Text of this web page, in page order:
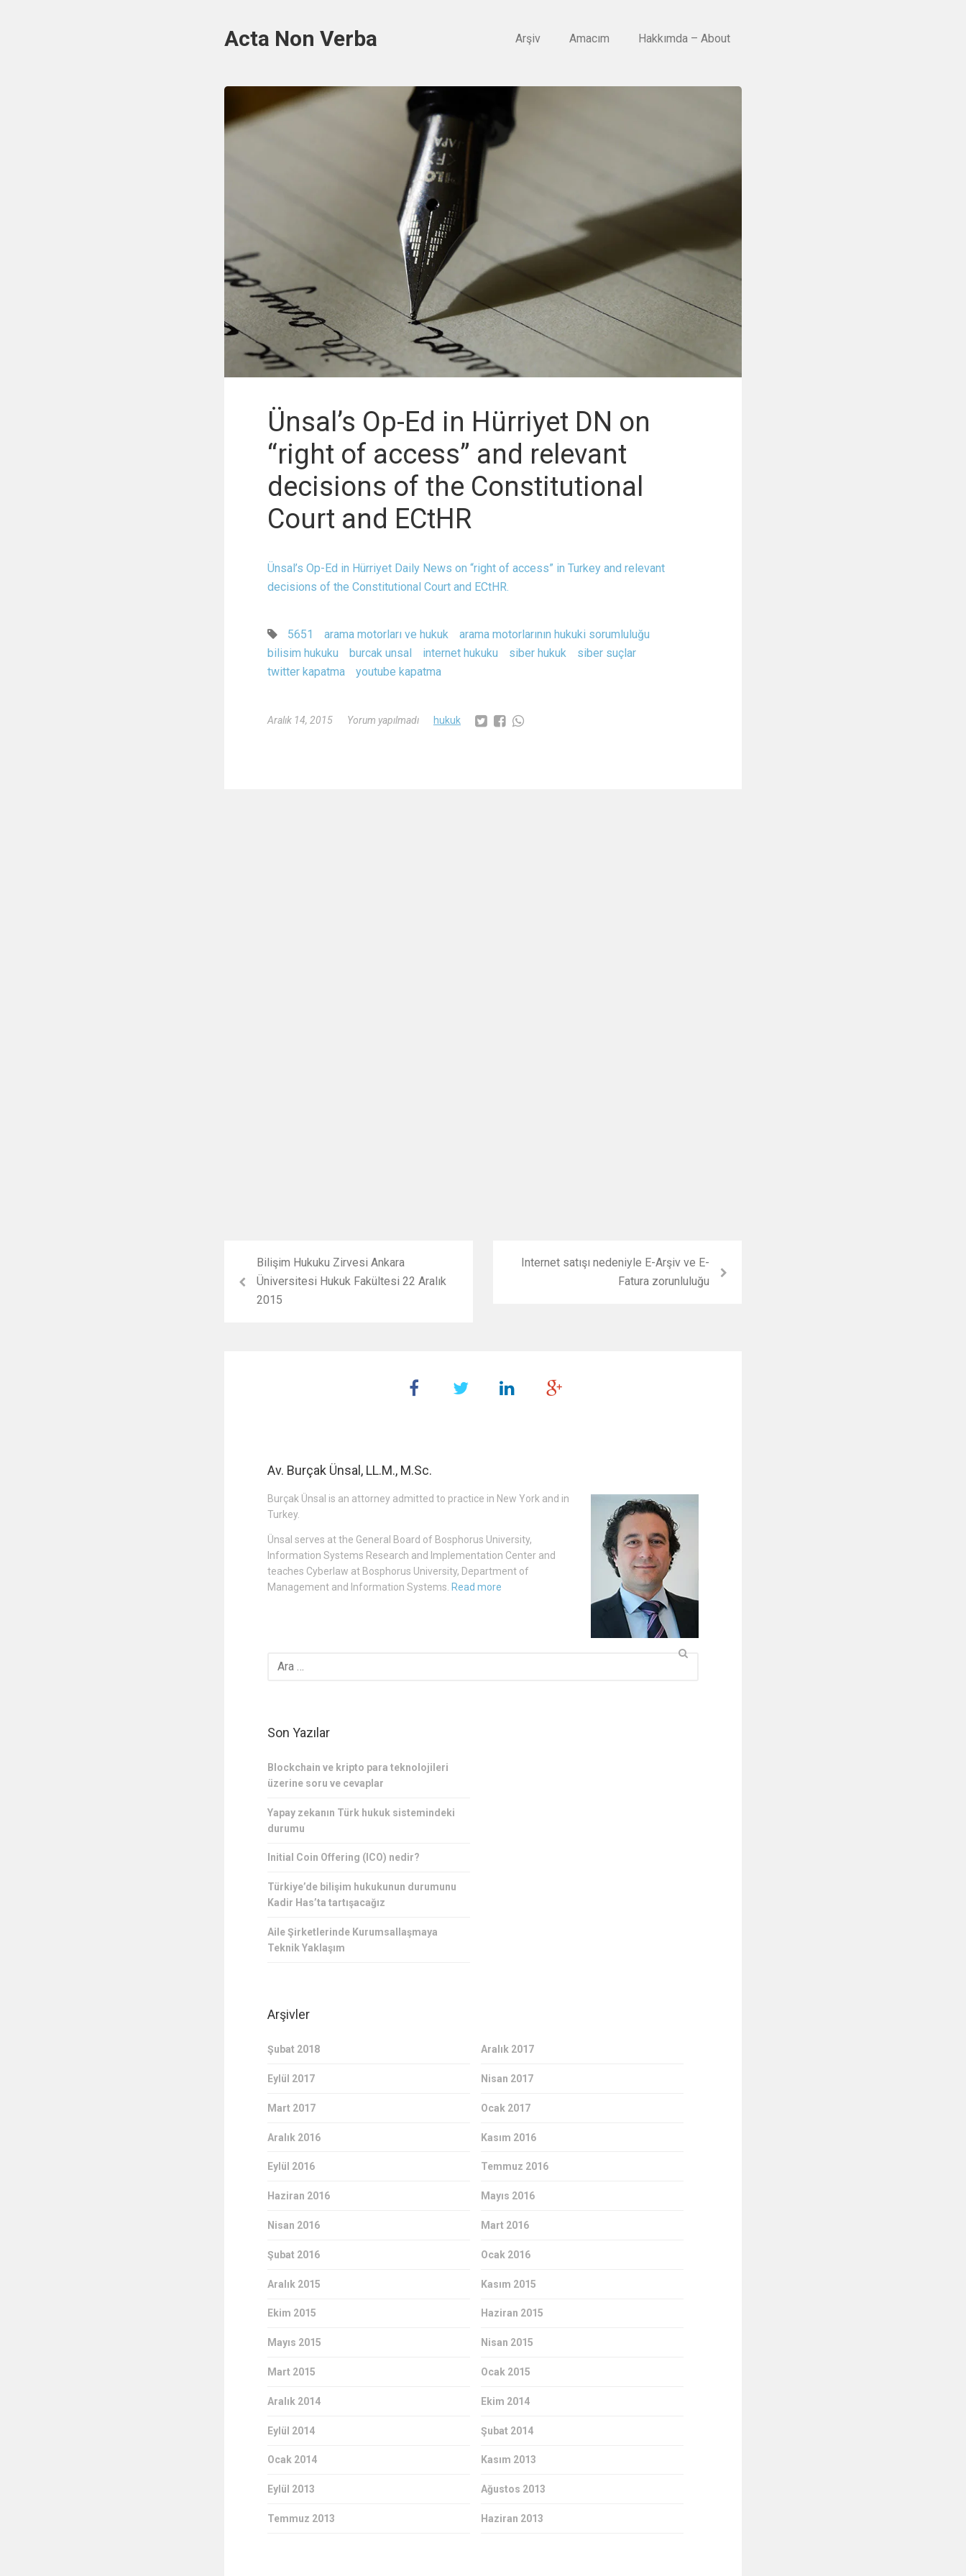
Acta Non Verba Arşiv Amacım Hakkımda – About
Ünsal’s Op-Ed in Hürriyet DN on
“right of access” and relevant
decisions of the Constitutional
Court and ECtHR
Ünsal’s Op-Ed in Hürriyet Daily News on “right of access” in Turkey and relevant
decisions of the Constitutional Court and ECtHR.
5651 arama motorları ve hukuk
arama motorlarının hukuki sorumluluğu
bilisim hukuku
burcak unsal internet hukuku siber hukuk
siber suçlar
twitter kapatma
youtube kapatma
Aralık 14, 2015 Yorum yapılmadı hukuk
Bilişim Hukuku Zirvesi Ankara
Üniversitesi Hukuk Fakültesi 22 Aralık
2015
Internet satışı nedeniyle E-Arşiv ve E-
Fatura zorunluluğu
Av. Burçak Ünsal, LL.M., M.Sc.
Burçak Ünsal is an attorney admitted to practice in New York and in
Turkey.
Ünsal serves at the General Board of Bosphorus University,
Information Systems Research and Implementation Center and
teaches Cyberlaw at Bosphorus University, Department of
Management and Information Systems. Read more
Son Yazılar
Blockchain ve kripto para teknolojileri
üzerine soru ve cevaplar
Yapay zekanın Türk hukuk sistemindeki
durumu
Initial Coin Offering (ICO) nedir?
Türkiye’de bilişim hukukunun durumunu
Kadir Has’ta tartışacağız
Aile Şirketlerinde Kurumsallaşmaya
Teknik Yaklaşım
Arşivler
Şubat 2018 Aralık 2017
Eylül 2017 Nisan 2017
Mart 2017 Ocak 2017
Aralık 2016 Kasım 2016
Eylül 2016 Temmuz 2016
Haziran 2016 Mayıs 2016
Nisan 2016 Mart 2016
Şubat 2016 Ocak 2016
Aralık 2015 Kasım 2015
Ekim 2015 Haziran 2015
Mayıs 2015 Nisan 2015
Mart 2015 Ocak 2015
Aralık 2014 Ekim 2014
Eylül 2014 Şubat 2014
Ocak 2014 Kasım 2013
Eylül 2013 Ağustos 2013
Temmuz 2013 Haziran 2013